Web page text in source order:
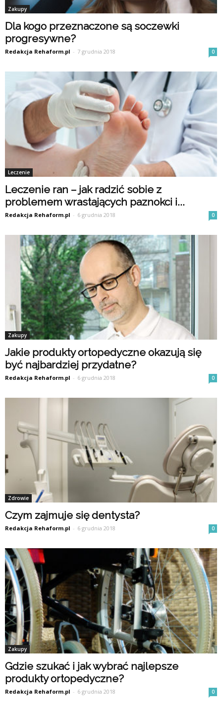
Zakupy
Dla kogo przeznaczone są soczewki
progresywne?
Redakcja Rehaform.pl - 7 grudnia 2018 0
Leczenie
Leczenie ran – jak radzić sobie z
problemem wrastających paznokci i...
Redakcja Rehaform.pl - 6 grudnia 2018 0
Zakupy
Jakie produkty ortopedyczne okazują się
być najbardziej przydatne?
Redakcja Rehaform.pl - 6 grudnia 2018 0
Zdrowie
Czym zajmuje się dentysta?
Redakcja Rehaform.pl - 6 grudnia 2018 0
Zakupy
Gdzie szukać i jak wybrać najlepsze
produkty ortopedyczne?
Redakcja Rehaform.pl - 6 grudnia 2018 0